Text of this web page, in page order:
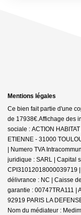
Mentions légales
Ce bien fait partie d'une
de 17938€.Affichage des
sociale : ACTION
ETIENNE - 31000
| Numero TVA
juridique : SARL | Capital
CPI31012018000039719
délivrance : NC | Caisse
garantie : 00747TRA111 |
92919 PARIS LA
Nom du médiateur :